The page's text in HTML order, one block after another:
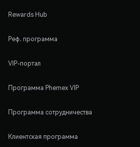
Rewards Hub
Реф. программа
VIP-портал
Программа Phemex VIP
Программа сотрудничества
Клиентская программа